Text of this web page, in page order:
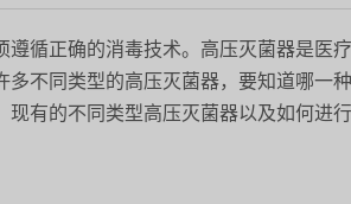
遵循正确的消毒技术。高压灭菌器是医
不同类型的高压灭菌器，要知道哪一
有的不同类型高压灭菌器以及如何进